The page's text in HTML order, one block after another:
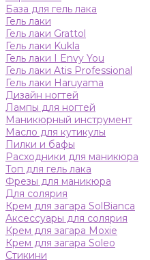
База для гель лака
Гель лаки
Гель лаки Grattol
Гель лаки Kukla
Гель лаки I Envy You
Гель лаки Atis Professional
Гель лаки Haruyama
Дизайн ногтей
Лампы для ногтей
Маникюрный инструмент
Масло для кутикулы
Пилки и бафы
Расходники для маникюра
Топ для гель лака
Фрезы для маникюра
Для солярия
Крем для загара SolBianca
Аксессуары для солярия
Крем для загара Moxie
Крем для загара Soleo
Стикини